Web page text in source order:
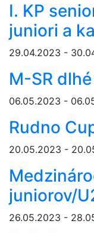
I. KP
juniori a
29.04.2023 -
M-SR
06.05.2023 -
Rudno
20.05.2023 -
juniorov/
26.05.2023 -